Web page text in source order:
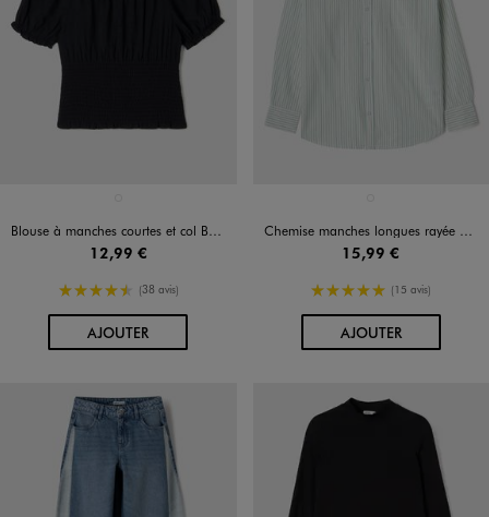
Blouse à manches courtes et col Bardot fille
12,99 €
4.5/5 de moyenne
(38 avis)
AJOUTERAU PANIER
Chemise manches longues rayée en coton fille
15,99 €
5/5 de moyenne
(15 avis)
AJOUTERAU PANIER